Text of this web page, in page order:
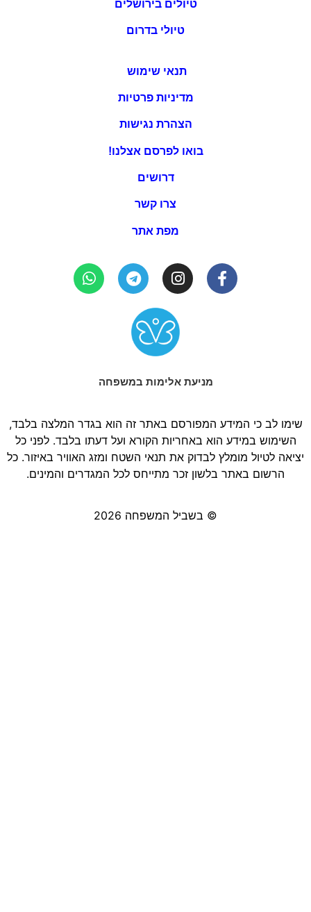
טיולים בירושלים
טיולי בדרום
תנאי שימוש
מדיניות פרטיות
הצהרת נגישות
בואו לפרסם אצלנו!
דרושים
צרו קשר
מפת אתר
מניעת אלימות במשפחה
שימו לב כי המידע המפורסם באתר זה הוא בגדר המלצה בלבד,
השימוש במידע הוא באחריות הקורא ועל דעתו בלבד. לפני כל
יציאה לטיול מומלץ לבדוק את תנאי השטח ומזג האוויר באיזור. כל
הרשום באתר בלשון זכר מתייחס לכל המגדרים והמינים.
© בשביל המשפחה 2026